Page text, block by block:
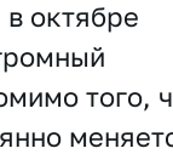
в октябре
того,